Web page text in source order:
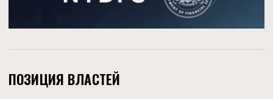
К чему это обсуждение политической ситуации в мире и
экономического инструмента? Ведь, согласно
хозяйственная деятельность, а также совокупность
общественных отношений, складывающихся в системе
производства, распределения, обмена и потребления.